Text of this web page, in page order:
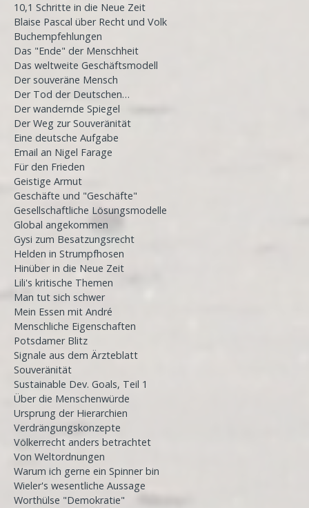
10,1 Schritte in die Neue Zeit
Blaise Pascal über Recht und Volk
Buchempfehlungen
Das "Ende" der Menschheit
Das weltweite Geschäftsmodell
Der souveräne Mensch
Der Tod der Deutschen…
Der wandernde Spiegel
Der Weg zur Souveränität
Eine deutsche Aufgabe
Email an Nigel Farage
Für den Frieden
Geistige Armut
Geschäfte und "Geschäfte"
Gesellschaftliche Lösungsmodelle
Global angekommen
Gysi zum Besatzungsrecht
Helden in Strumpfhosen
Hinüber in die Neue Zeit
Lili's kritische Themen
Man tut sich schwer
Mein Essen mit André
Menschliche Eigenschaften
Potsdamer Blitz
Signale aus dem Ärzteblatt
Souveränität
Sustainable Dev. Goals, Teil 1
Über die Menschenwürde
Ursprung der Hierarchien
Verdrängungskonzepte
Völkerrecht anders betrachtet
Von Weltordnungen
Warum ich gerne ein Spinner bin
Wieler's wesentliche Aussage
Worthülse "Demokratie"